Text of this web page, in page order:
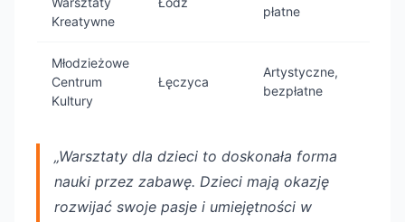
Kreatywne
płatne
Młodzieżowe
Centrum
Kultury
Łęczyca
Artystyczne,
bezpłatne
„Warsztaty dla dzieci to doskonała forma
nauki przez zabawę. Dzieci mają okazję
rozwijać swoje pasje i umiejętności w